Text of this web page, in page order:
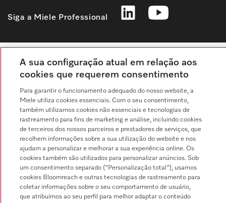
Siga a Miele Professional
Proteção de dados
Condições de utilização
Aviso legal
Condições gerais
Definições de cookies
A sua configuração atual em relação aos
cookies que requerem consentimento
Para garantir o funcionamento adequado do nosso website, a
Miele utiliza cookies essenciais. Com o seu consentimento,
também utilizamos cookies não essenciais e tecnologias de
rastreamento para fins de marketing e análise, incluindo cookies
de terceiros dos nossos parceiros e prestadores de serviços, que
recolhem informações sobre a sua utilização do website e nos
ajudam a personalizar e melhorar a sua experiência online. Os
cookies também são utilizados para personalizar anúncios. Sob
um consentimento separado ("Personalização total"), usamos
cookies Bloomreach e outras tecnologias de rastreamento para
coletar informações sobre o seu comportamento de usuário,
que atribuímos ao seu perfil para melhor adaptar o conteúdo